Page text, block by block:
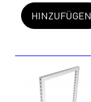
HINZUFÜGEN